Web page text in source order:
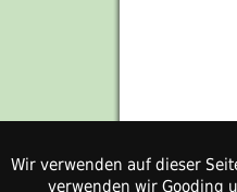
Wir verwenden auf dieser
verwenden wir Gooding